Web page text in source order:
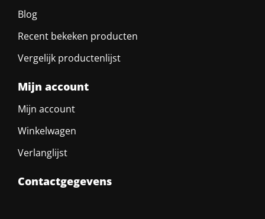
Blog
Recent bekeken producten
Vergelijk productenlijst
Mijn account
Mijn account
Winkelwagen
Verlanglijst
Contactgegevens